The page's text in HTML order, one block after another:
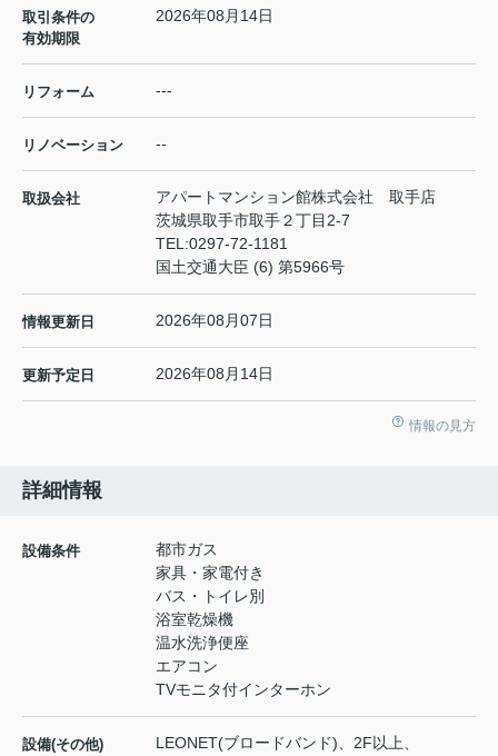
取引条件の
有効期限
2026年08月14日
リフォーム ---
リノベーション --
取扱会社
アパートマンション館株式会社 取手店
茨城県取手市取手２丁目2-7
TEL:0297-72-1181
国土交通大臣 (6) 第5966号
情報更新日 2026年08月07日
更新予定日 2026年08月14日
情報の見方
詳細情報
設備条件
都市ガス
家具・家電付き
バス・トイレ別
浴室乾燥機
温水洗浄便座
エアコン
TVモニタ付インターホン
設備(その他) LEONET(ブロードバンド)、2F以上、